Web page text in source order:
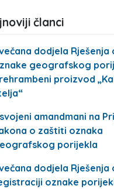
članci
dodjela Rješenja
geografskog
proizvod
amandmani na
o zaštiti oznaka
porijekla
dodjela Rješenja
oznake